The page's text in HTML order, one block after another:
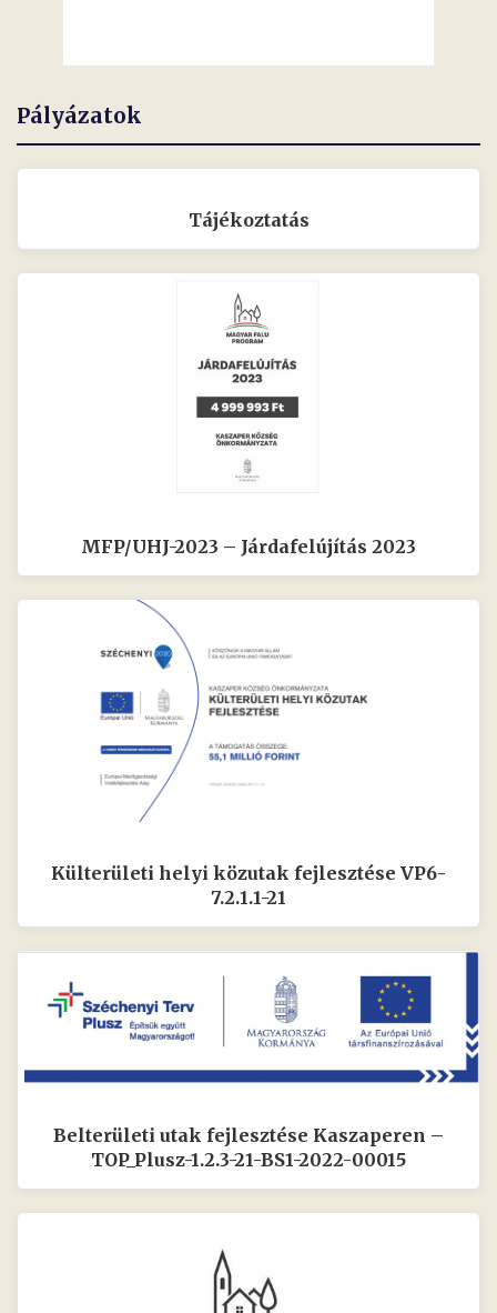
Pályázatok
Tájékoztatás
MFP/UHJ-2023 – Járdafelújítás 2023
Külterületi helyi közutak fejlesztése VP6-
7.2.1.1-21
Belterületi utak fejlesztése Kaszaperen –
TOP_Plusz-1.2.3-21-BS1-2022-00015